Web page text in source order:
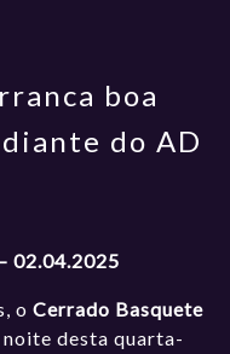
boa
do AD
02.04.2025
oCerrado Basquete
desta quarta-